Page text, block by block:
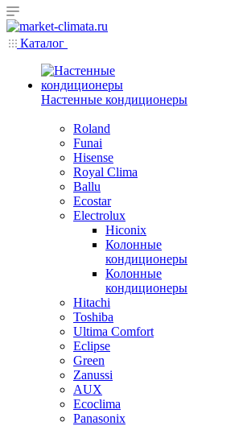
Каталог
Настенные кондиционеры
Roland
Funai
Hisense
Royal Clima
Ballu
Ecostar
Electrolux
Hiconix
Колонные
кондиционеры
Колонные
кондиционеры
Hitachi
Toshiba
Ultima Comfort
Eclipse
Green
Zanussi
AUX
Ecoclima
Panasonix